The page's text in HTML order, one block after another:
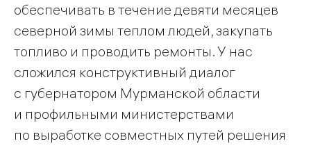
обеспечивать в течение девяти месяцев
северной зимы теплом людей, закупать
топливо и проводить ремонты. У нас
сложился конструктивный диалог
с губернатором Мурманской области
и профильными министерствами
по выработке совместных путей решения